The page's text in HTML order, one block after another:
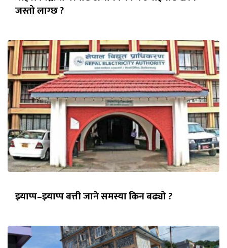
जस्तो लाग्छ ?
झ्याप्प–झ्याप्प बत्ती जाने समस्या किन बढ्यो ?